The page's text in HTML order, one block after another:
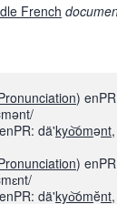
French
)
enPR: dä'kyoomənt,
)
enPR: dä'kyoomĕnt,